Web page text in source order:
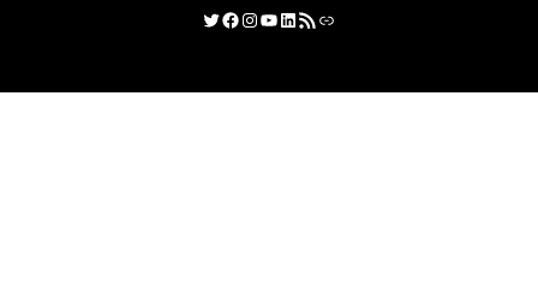
X Facebook
Instagram
YouTube
LinkedIn
RSS 資訊提供連結